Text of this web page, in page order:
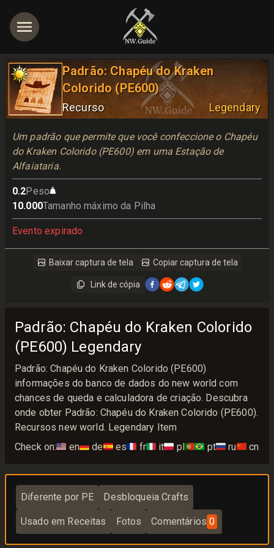
Padrão: Chapéu do Kraken
Colorido (PE600)
Recurso Legendary
Um padrão que permite que você confeccione o Chapéu
do Kraken Colorido (PE600) em uma Estação de
Alfaiataria.
0.2Peso
10.000Tamanho máximo da Pilha
Evento expirado
Baixar captura de tela Copiar captura de tela
Link de cópia
Padrão: Chapéu do Kraken Colorido
(PE600) Legendary
Padrão: Chapéu do Kraken Colorido (PE600)
informações do banco de dados do new world com
chances de queda e calculadora de criação. Descubra
onde obter Padrão: Chapéu do Kraken Colorido (PE600).
Recursos new world. Legendary Item
Check on:🇺🇸 en🇩🇪 de🇪🇸 es🇫🇷 fr🇮🇹 it🇵🇱 pl🇵🇹🇧🇷 pt🇷🇺 ru🇨🇳 cn
Diferente por PE Desbloqueia Crafts
Usado em Receitas Fotos Comentários 0